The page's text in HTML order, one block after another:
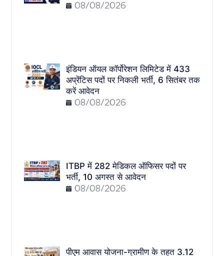
08/08/2026
इंडियन ऑयल कॉर्पोरेशन लिमिटेड में 433
अप्रेंटिस पदों पर निकली भर्ती, 6 सितंबर तक
करें आवेदन
08/08/2026
ITBP में 282 मेडिकल ऑफिसर पदों पर
भर्ती, 10 अगस्त से आवेदन
08/08/2026
पीएम आवास योजना-ग्रामीण के तहत 3.12